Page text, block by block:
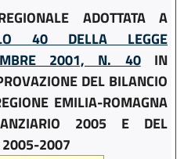
ADOTTATA A
40 DELLA LEGGE
2001, N. 40IN
DEL BILANCIO
EMILIA-ROMAGNA
2005 E DEL
2005-2007